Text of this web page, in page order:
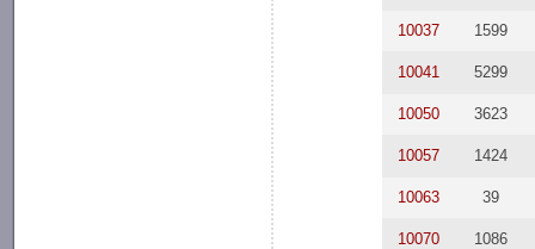
10037 1599
10041 5299
10050 3623
10057 1424
10063 39
10070 1086